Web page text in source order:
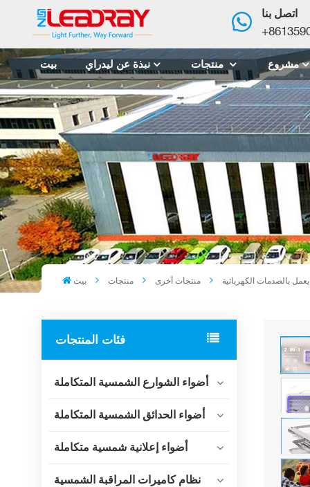
اتصل بنا
بيت نبذة عن ليدراي مشروع
بيت منتجات منتجات أخرى بالصدمات الكهربائية
فئات المنتجات
أضواء الشوارع الشمسية المتكاملة
أضواء الحدائق الشمسية المتكاملة
أضواء إعلانية شمسية متكاملة
نظام كاميرات المراقبة الشمسية